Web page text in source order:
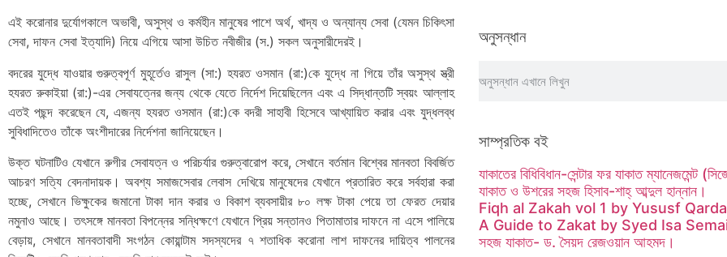
এই করোনার দুর্যোগকালে অভাবী, অসুস্থ ও কর্মহীন মানুষের পাশে অর্থ, খাদ্য ও অন্যান্য সেবা (যেমন চিকিৎসা
সেবা, দাফন সেবা ইত্যাদি) নিয়ে এগিয়ে আসা উচিত নবীজীর (স.) সকল অনুসারীদেরই।
বদরের যুদ্ধে যাওয়ার গুরুত্বপূর্ণ মুহূর্তেও রাসুল (সা:) হযরত ওসমান (রা:)কে যুদ্ধে না গিয়ে তাঁর অসুস্থ স্ত্রী
হযরত রুকাইয়া (রা:)-এর সেবাযত্নের জন্য থেকে যেতে নির্দেশ দিয়েছিলেন এবং এ সিদ্ধান্তটি স্বয়ং আল্লাহ
এতই পছন্দ করেছেন যে, এজন্য হযরত ওসমান (রা:)কে বদরী সাহাবী হিসেবে আখ্যায়িত করার এবং যুদ্ধলব্ধ
‍সুবিধাদিতেও তাঁকে অংশীদারের নির্দেশনা জানিয়েছেন।
উক্ত ঘটনাটিও যেখানে রুগীর সেবাযত্ন ও পরিচর্যার গুরুত্বারোপ করে, সেখানে বর্তমান বিশ্বের মানবতা বিবর্জিত
আচরণ সত্যি বেদনাদায়ক। অবশ্য সমাজসেবার লেবাস দেখিয়ে মানুষেদের যেখানে প্রতারিত করে সর্বহারা করা
হচ্ছে, সেখানে ভিক্ষুকের জমানো টাকা দান করার ও বিকাশ ব্যবসায়ীর ৮০ লক্ষ টাকা পেয়ে তা ফেরত দেয়ার
নমুনাও আছে। তৎসঙ্গে মানবতা বিপন্নের সন্ধিক্ষণে যেখানে প্রিয় সন্তানও পিতামাতার দাফনে না এসে পালিয়ে
বেড়ায়, সেখানে মানবতাবাদী সংগঠন কোয়ান্টাম সদস্যদের ৭ শতাধিক করোনা লাশ দাফনের দায়িত্ব পালনের
অনুসন্ধান
সাম্প্রতিক বই
যাকাতের বিধিবিধান-সেন্টার ফর যাকাত ম্যানেজমেন্ট
যাকাত ও উশরের সহজ হিসাব-শাহ্ আব্দুল হান্নান।
Fiqh al Zakah vol 1 by Yususf
A Guide to Zakat by Syed Isa
সহজ যাকাত- ড. সৈয়দ রেজওয়ান আহমদ।